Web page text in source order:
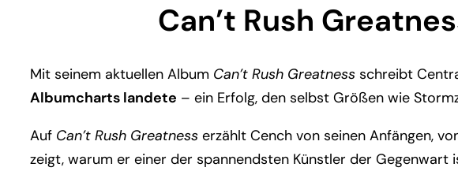
Can’t Rush
Mit seinem aktuellen Album Can’t Rush Greatness schreibt
Albumcharts landete – ein Erfolg, den selbst Größen wie
Auf Can’t Rush Greatness erzählt Cench von seinen Anfängen,
zeigt, warum er einer der spannendsten Künstler der Gegenwart